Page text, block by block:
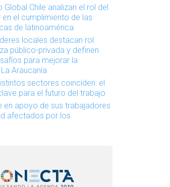
Global Chile analizan el rol del
en el cumplimiento de las
de latinoamérica
locales destacan rol
público-privada y definen
para mejorar la
Araucanía
sectores coinciden: el
para el futuro del trabajo
en apoyo de sus trabajadores
afectados por los